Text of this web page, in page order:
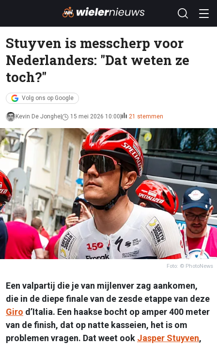
Stuyven is messcherp voor
Nederlanders: "Dat weten ze
toch?"
Volg ons op Google
Kevin De Jonghe 15 mei 2026 10:00 21 stemmen
Foto: © PhotoNews
Een valpartij die je van mijlenver zag aankomen,
die in de diepe finale van de zesde etappe van deze
Giro d’Italia. Een haakse bocht op amper 400 meter
van de finish, dat op natte kasseien, het is om
problemen vragen. Dat weet ook Jasper Stuyven,